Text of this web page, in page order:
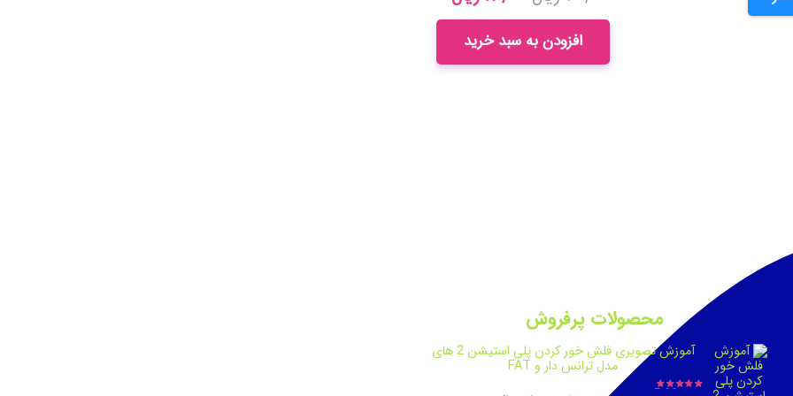
price
was:
۱۰۰,۰۰۰ ریال.
price
۸۰,۰۰۰ ریال.
افزودن به سبد خرید
محصولات پرفروش
آموزش تصویری فلش خور کردن پلی استیشن 2 های
مدل ترانس دار و FAT